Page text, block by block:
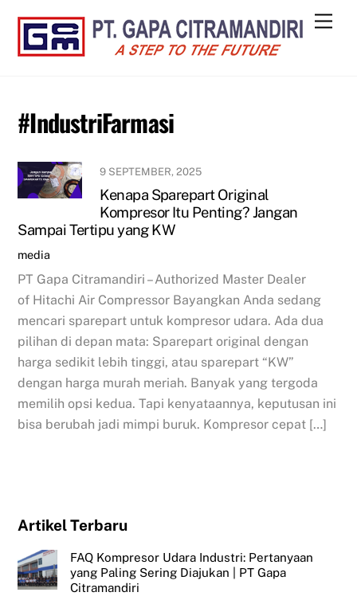
content
#IndustriFarmasi
9 SEPTEMBER, 2025
Kenapa Sparepart Original
Kompresor Itu Penting? Jangan
Sampai Tertipu yang KW
media
PT Gapa Citramandiri – Authorized Master Dealer
of Hitachi Air Compressor Bayangkan Anda sedang
mencari sparepart untuk kompresor udara. Ada dua
pilihan di depan mata: Sparepart original dengan
harga sedikit lebih tinggi, atau sparepart “KW”
dengan harga murah meriah. Banyak yang tergoda
memilih opsi kedua. Tapi kenyataannya, keputusan ini
bisa berubah jadi mimpi buruk. Kompresor cepat […]
Artikel Terbaru
FAQ Kompresor Udara Industri: Pertanyaan
yang Paling Sering Diajukan | PT Gapa
Citramandiri